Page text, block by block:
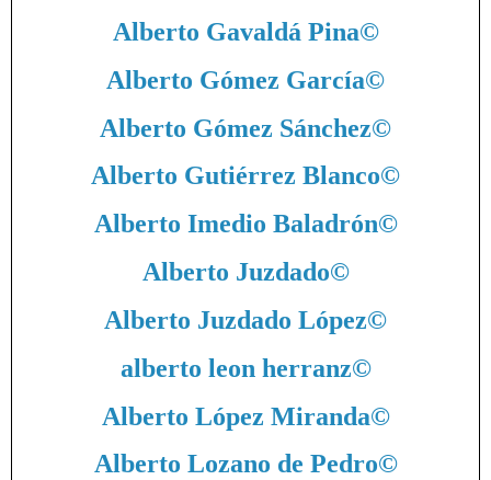
Alberto Gavaldá Pina©
Alberto Gómez García©
Alberto Gómez Sánchez©
Alberto Gutiérrez Blanco©
Alberto Imedio Baladrón©
Alberto Juzdado©
Alberto Juzdado López©
alberto leon herranz©
Alberto López Miranda©
Alberto Lozano de Pedro©